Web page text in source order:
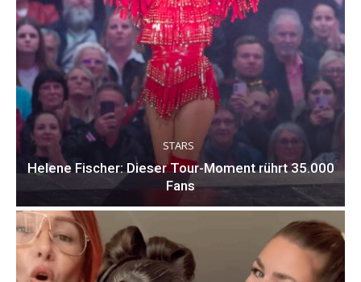
STARS
Helene Fischer: Dieser Tour-Moment rührt 35.000
Fans